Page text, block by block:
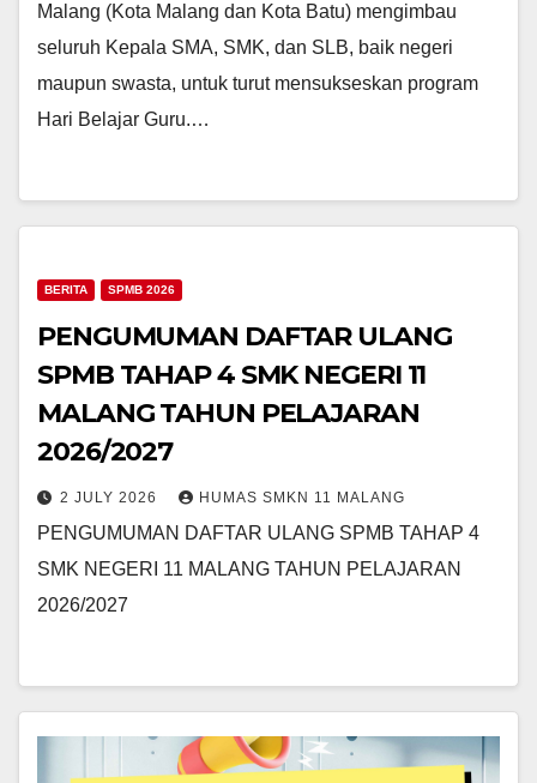
Malang (Kota Malang dan Kota Batu) mengimbau
seluruh Kepala SMA, SMK, dan SLB, baik negeri
maupun swasta, untuk turut mensukseskan program
Hari Belajar Guru.…
BERITA SPMB 2026
PENGUMUMAN DAFTAR ULANG
SPMB TAHAP 4 SMK NEGERI 11
MALANG TAHUN PELAJARAN
2026/2027
2 JULY 2026 HUMAS SMKN 11 MALANG
PENGUMUMAN DAFTAR ULANG SPMB TAHAP 4
SMK NEGERI 11 MALANG TAHUN PELAJARAN
2026/2027